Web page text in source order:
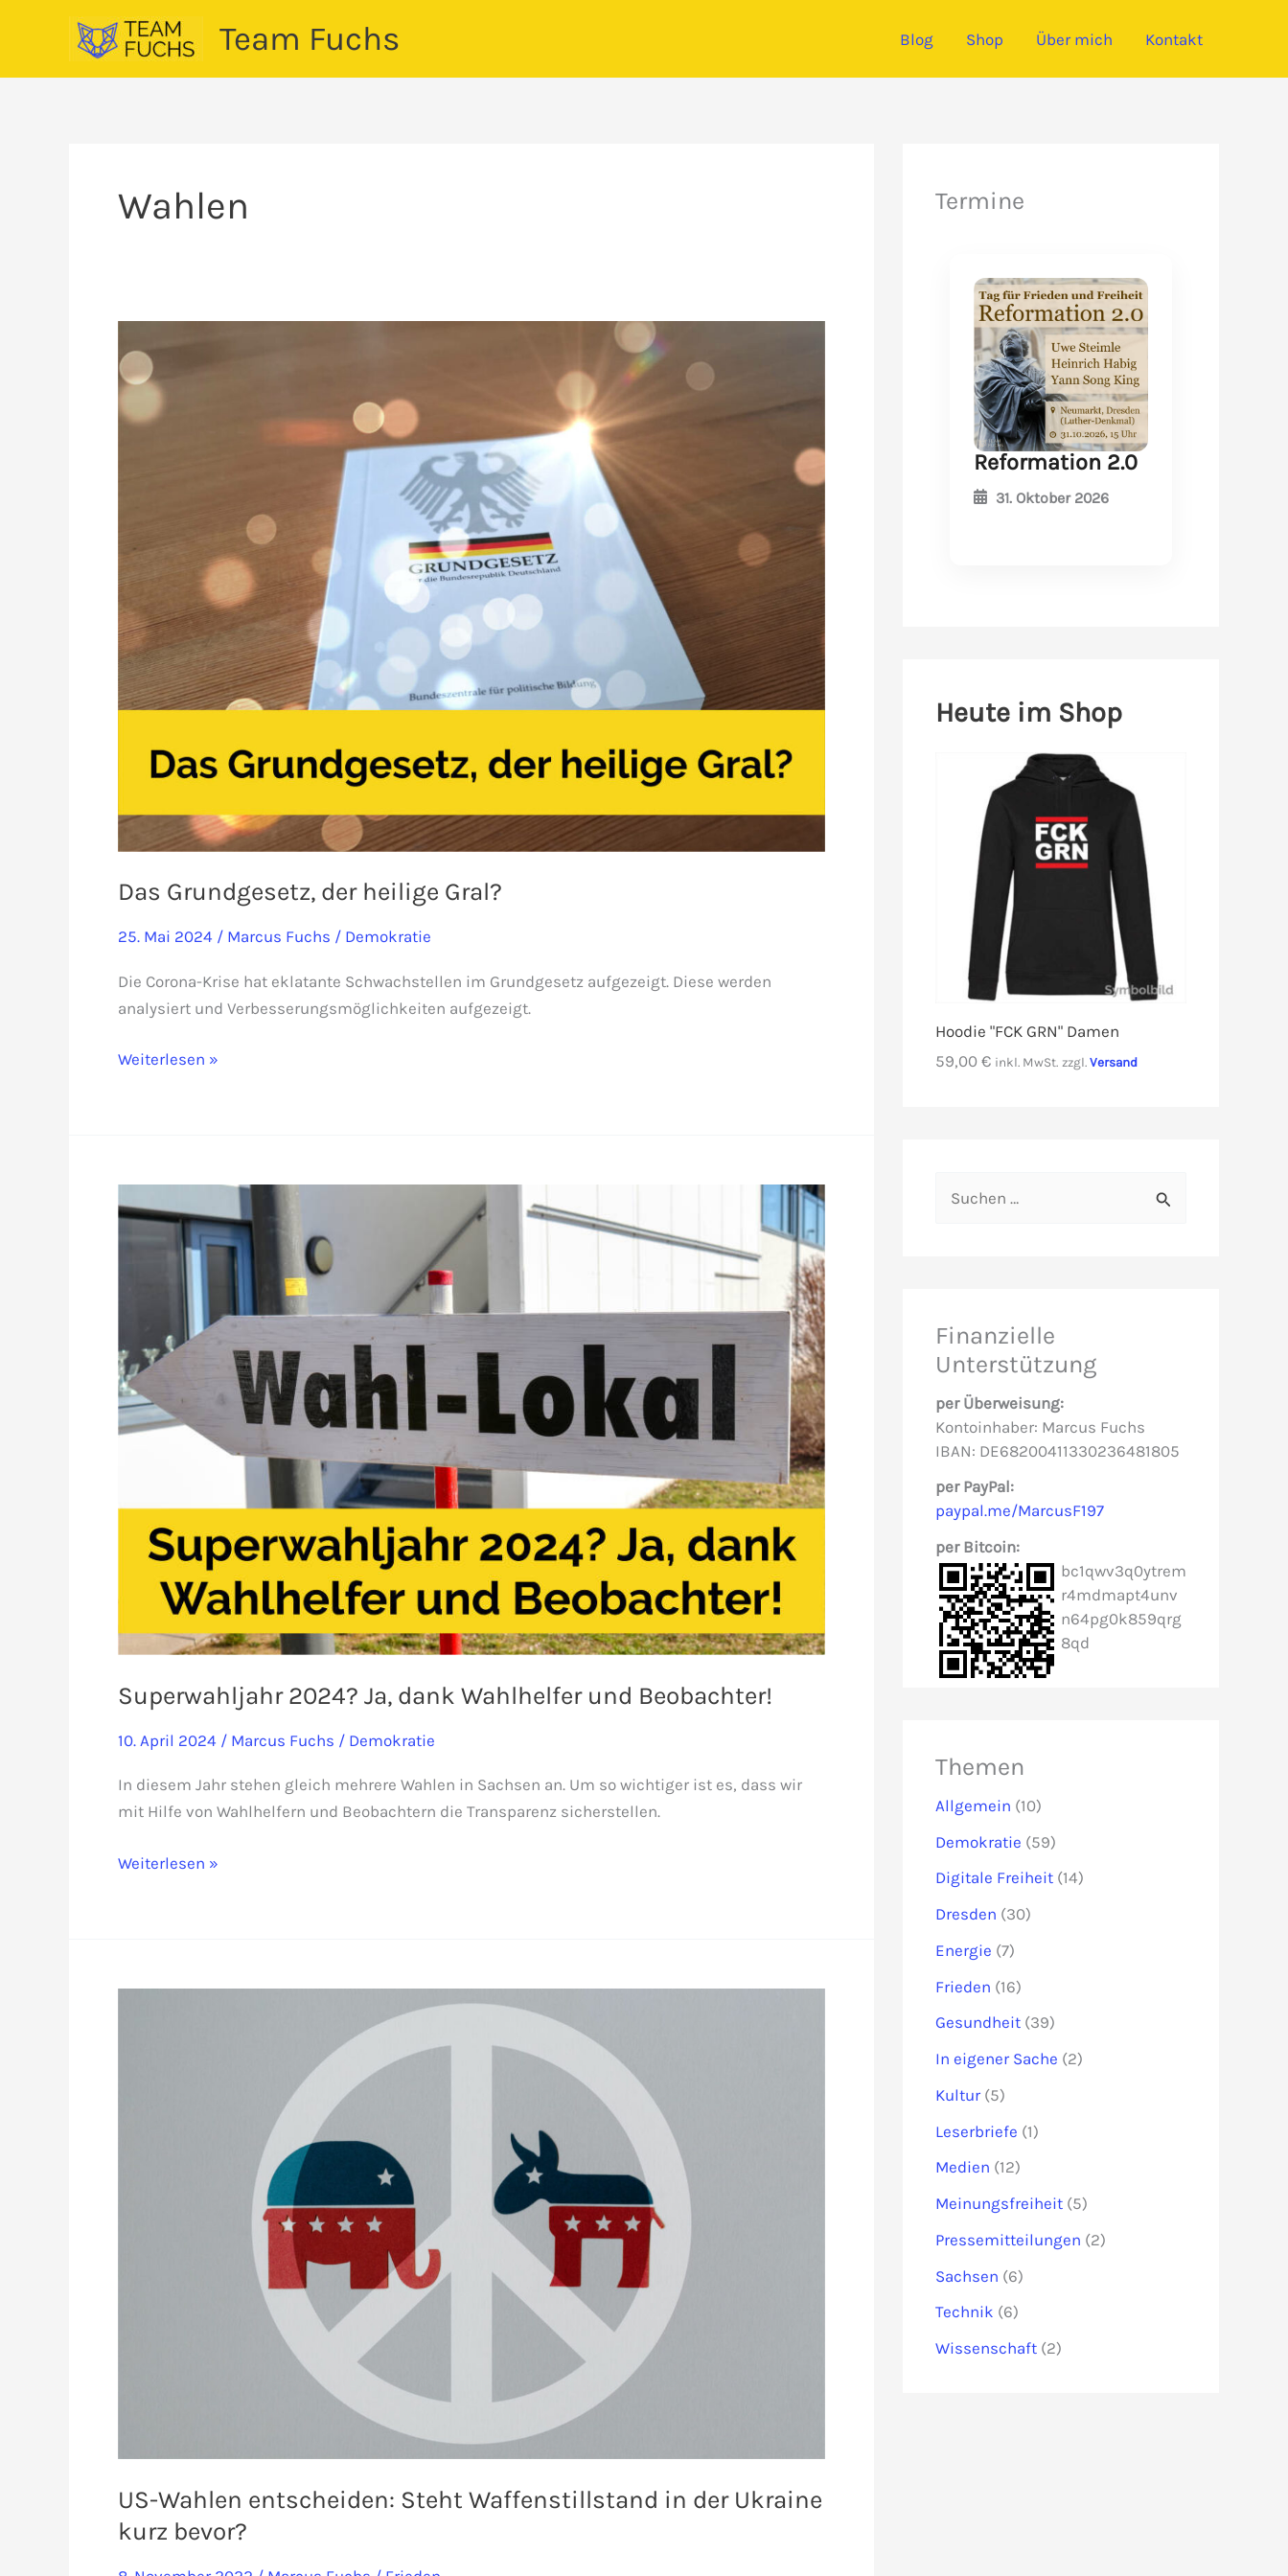
Team Fuchs Blog Shop Über mich Kontakt
Wahlen
Das Grundgesetz, der heilige Gral?
25. Mai 2024 / Marcus Fuchs / Demokratie
Die Corona-Krise hat eklatante Schwachstellen im Grundgesetz aufgezeigt. Diese werden
analysiert und Verbesserungsmöglichkeiten aufgezeigt.
Das
Weiterlesen »
Superwahljahr 2024? Ja, dank Wahlhelfer und Beobachter!
10. April 2024 / Marcus Fuchs / Demokratie
In diesem Jahr stehen gleich mehrere Wahlen in Sachsen an. Um so wichtiger ist es, dass wir
mit Hilfe von Wahlhelfern und Beobachtern die Transparenz sicherstellen.
Superwahljahr
Weiterlesen »
US-Wahlen entscheiden: Steht Waffenstillstand in der Ukraine
kurz bevor?
Termine
Reformation 2.0
31. Oktober 2026
Heute im Shop
Hoodie "FCK GRN" Damen
59,00 € inkl. MwSt. zzgl. Versand
n
a
c
h
:
Finanzielle
Unterstützung
per Überweisung:
Kontoinhaber: Marcus Fuchs
IBAN: DE68200411330236481805
per PayPal:
paypal.me/MarcusF197
per Bitcoin:
bc1qwv3q0ytrem
r4mdmapt4unv
n64pg0k859qrg
8qd
Themen
Allgemein (10)
Demokratie (59)
Digitale Freiheit (14)
Dresden (30)
Energie (7)
Frieden (16)
Gesundheit (39)
In eigener Sache (2)
Kultur (5)
Leserbriefe (1)
Medien (12)
Meinungsfreiheit (5)
Pressemitteilungen (2)
Sachsen (6)
Technik (6)
Wissenschaft (2)